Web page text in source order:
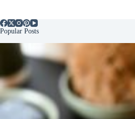
Popular Posts